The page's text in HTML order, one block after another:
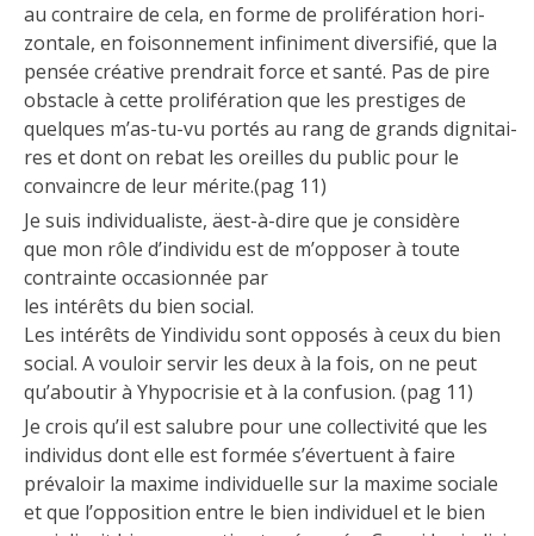
au contraire de cela, en forme de prolifération hori-
zontale, en foisonnement infiniment diversifié, que la
pensée créative prendrait force et santé. Pas de pire
obstacle à cette prolifération que les prestiges de
quelques m’as-tu-vu portés au rang de grands dignitai-
res et dont on rebat les oreilles du public pour le
convaincre de leur mérite.(pag 11)
Je suis individualiste, äest-à-dire que je considère
que mon rôle d’individu est de m’opposer à toute
contrainte occasionnée par
les intérêts du bien social.
Les intérêts de Yindividu sont opposés à ceux du bien
social. A vouloir servir les deux à la fois, on ne peut
qu’aboutir à Yhypocrisie et à la confusion. (pag 11)
Je crois qu’il est salubre pour une collectivité que les
individus dont elle est formée s’évertuent à faire
prévaloir la maxime individuelle sur la maxime sociale
et que l’opposition entre le bien individuel et le bien